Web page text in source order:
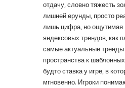
отдачу, словно тяжесть
лишней ерунды, просто
лишь цифра, но ощутимая
яндексовых трендов, как
самые актуальные тренды
пространства к
будто ставка у игре, в
мгновенно. Игроки